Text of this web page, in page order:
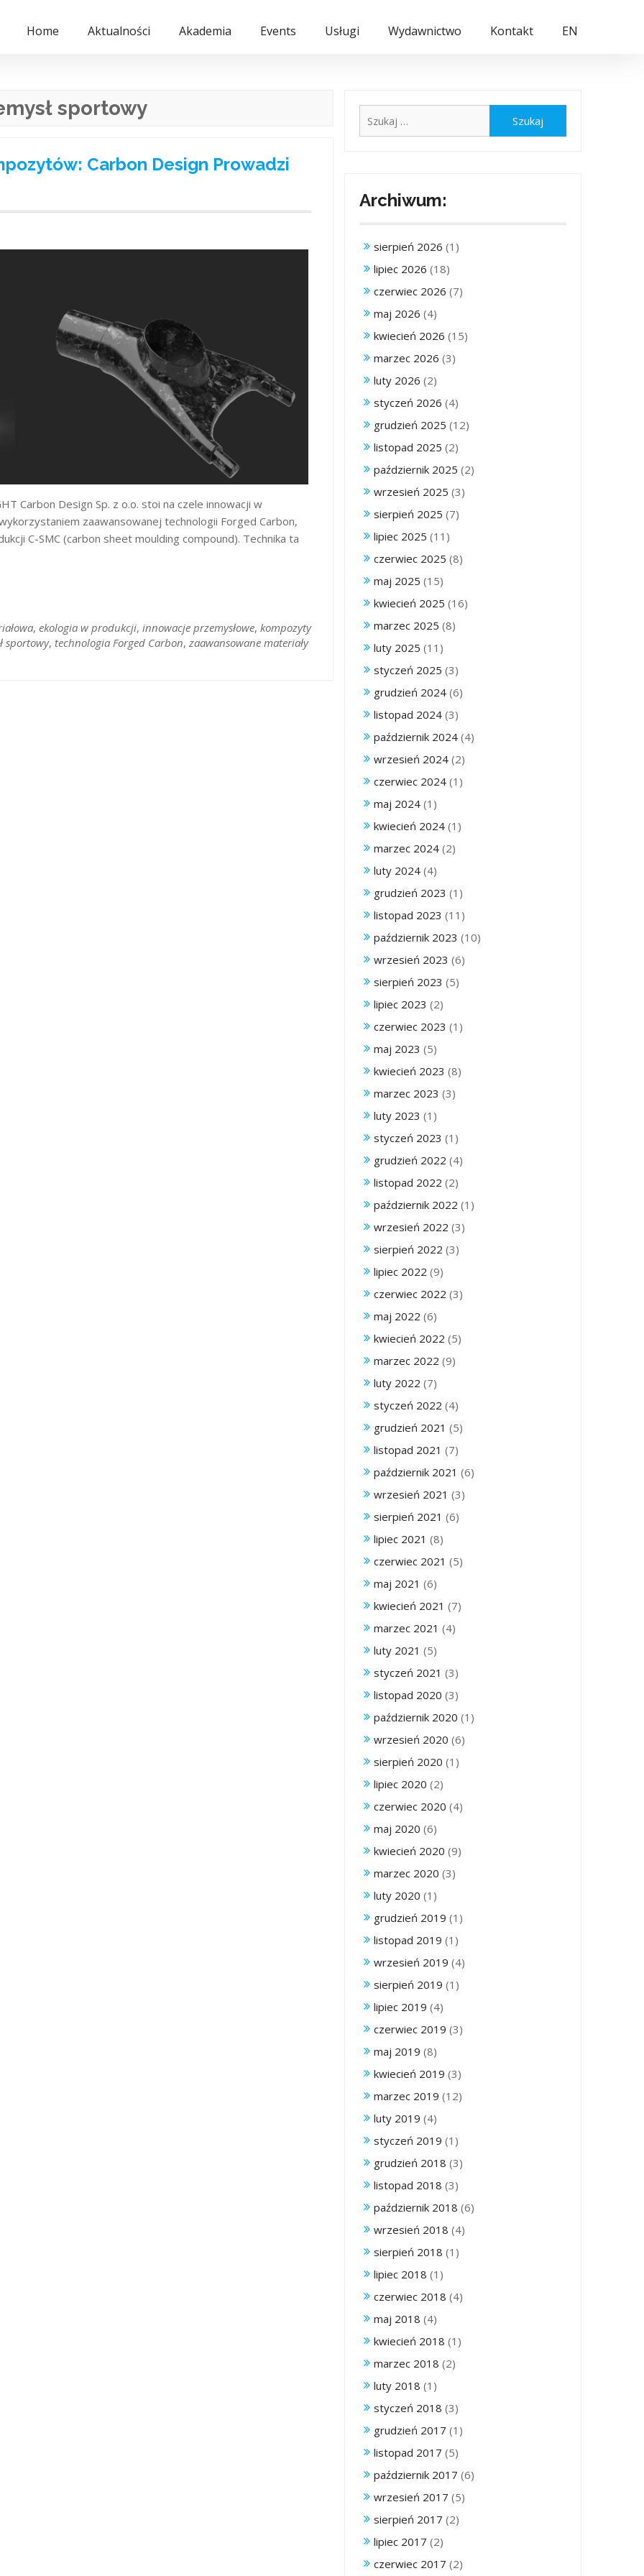
Home Aktualności Akademia Events Usługi Wydawnictwo Kontakt EN
sportowy
Carbon Design Prowadzi
Carbon Design Sp. z o.o. stoi na czele innowacji w
zaawansowanej technologii Forged Carbon,
C-SMC (carbon sheet moulding compound). Technika ta
, ekologia w produkcji, innowacje przemysłowe, kompozyty
sportowy, technologia Forged Carbon, zaawansowane materiały
Archiwum:
sierpień 2026 (1)
lipiec 2026 (18)
czerwiec 2026 (7)
maj 2026 (4)
kwiecień 2026 (15)
marzec 2026 (3)
luty 2026 (2)
styczeń 2026 (4)
grudzień 2025 (12)
listopad 2025 (2)
październik 2025 (2)
wrzesień 2025 (3)
sierpień 2025 (7)
lipiec 2025 (11)
czerwiec 2025 (8)
maj 2025 (15)
kwiecień 2025 (16)
marzec 2025 (8)
luty 2025 (11)
styczeń 2025 (3)
grudzień 2024 (6)
listopad 2024 (3)
październik 2024 (4)
wrzesień 2024 (2)
czerwiec 2024 (1)
maj 2024 (1)
kwiecień 2024 (1)
marzec 2024 (2)
luty 2024 (4)
grudzień 2023 (1)
listopad 2023 (11)
październik 2023 (10)
wrzesień 2023 (6)
sierpień 2023 (5)
lipiec 2023 (2)
czerwiec 2023 (1)
maj 2023 (5)
kwiecień 2023 (8)
marzec 2023 (3)
luty 2023 (1)
styczeń 2023 (1)
grudzień 2022 (4)
listopad 2022 (2)
październik 2022 (1)
wrzesień 2022 (3)
sierpień 2022 (3)
lipiec 2022 (9)
czerwiec 2022 (3)
maj 2022 (6)
kwiecień 2022 (5)
marzec 2022 (9)
luty 2022 (7)
styczeń 2022 (4)
grudzień 2021 (5)
listopad 2021 (7)
październik 2021 (6)
wrzesień 2021 (3)
sierpień 2021 (6)
lipiec 2021 (8)
czerwiec 2021 (5)
maj 2021 (6)
kwiecień 2021 (7)
marzec 2021 (4)
luty 2021 (5)
styczeń 2021 (3)
listopad 2020 (3)
październik 2020 (1)
wrzesień 2020 (6)
sierpień 2020 (1)
lipiec 2020 (2)
czerwiec 2020 (4)
maj 2020 (6)
kwiecień 2020 (9)
marzec 2020 (3)
luty 2020 (1)
grudzień 2019 (1)
listopad 2019 (1)
wrzesień 2019 (4)
sierpień 2019 (1)
lipiec 2019 (4)
czerwiec 2019 (3)
maj 2019 (8)
kwiecień 2019 (3)
marzec 2019 (12)
luty 2019 (4)
styczeń 2019 (1)
grudzień 2018 (3)
listopad 2018 (3)
październik 2018 (6)
wrzesień 2018 (4)
sierpień 2018 (1)
lipiec 2018 (1)
czerwiec 2018 (4)
maj 2018 (4)
kwiecień 2018 (1)
marzec 2018 (2)
luty 2018 (1)
styczeń 2018 (3)
grudzień 2017 (1)
listopad 2017 (5)
październik 2017 (6)
wrzesień 2017 (5)
sierpień 2017 (2)
lipiec 2017 (2)
czerwiec 2017 (2)